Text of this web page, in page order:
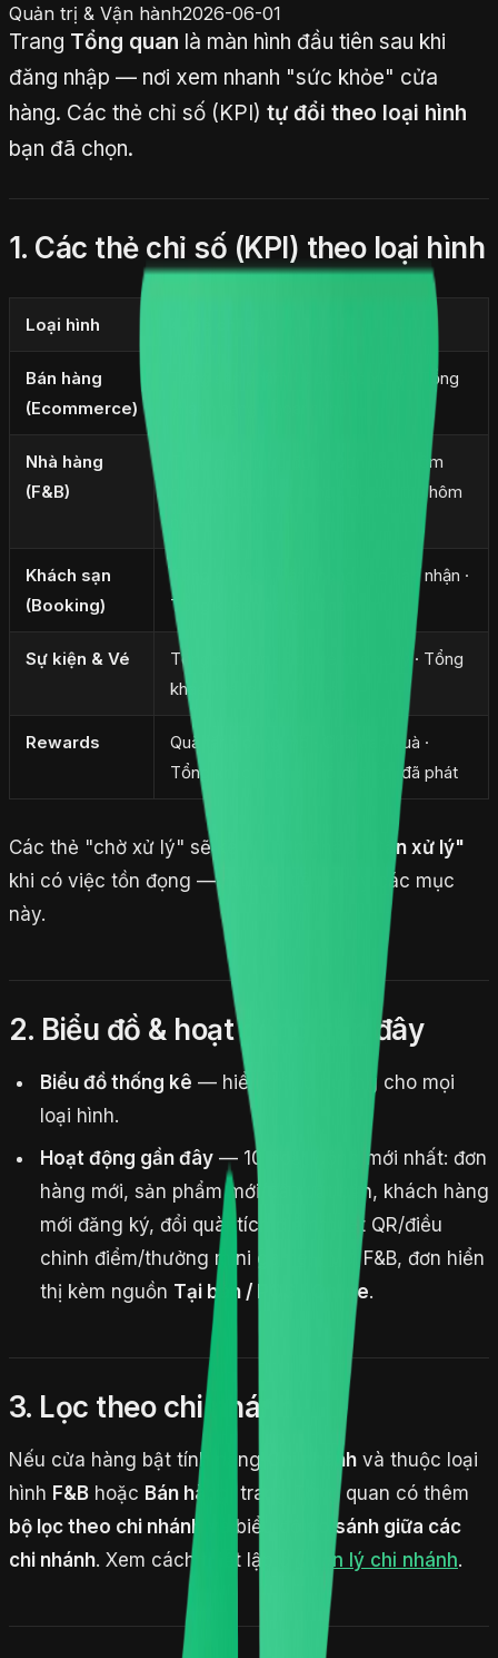
Quản trị & Vận hành2026-06-01
Trang Tổng quan là màn hình đầu tiên sau khi
đăng nhập — nơi xem nhanh "sức khỏe" cửa
hàng. Các thẻ chỉ số (KPI) tự đổi theo loại hình
bạn đã chọn.
1. Các thẻ chỉ số (KPI) theo loại hình
Loại hình
Bán hàng
(Ecommerce)
Tổng sản phẩm · Đơn chờ xử lý · Tổng
Nhà hàng
(F&B)
Tổng món thực đơn · Đơn hàng hôm
nay · NL sắp hết hàng · Doanh thu hôm
Khách sạn
(Booking)
Tổng phòng · Đặt phòng chờ xác nhận ·
Tổng khách hàng · Doanh thu
Sự kiện & Vé
Tổng sự kiện · Đơn vé chờ xử lý · Tổng
khách hàng · Doanh thu
Rewards
Quà tặng đang mở · Chờ trao quà ·
Tổng khách hàng · Tổng điểm đã phát
Các thẻ "chờ xử lý" sẽ kèm nhãn nhắc
"Cần xử lý"
khi có việc tồn đọng — hãy ưu tiên xử lý các mục
này.
2. Biểu đồ & hoạt động gần đây
Biểu đồ thống kê — hiển thị xu hướng cho mọi
loại hình.
Hoạt động gần đây — 10 hoạt động mới nhất: đơn
hàng mới, sản phẩm mới/đã xuất bản, khách hàng
mới đăng ký, đổi quà, tích điểm/quét QR/điều
chỉnh điểm/thưởng mini game… Với F&B, đơn hiển
thị kèm nguồn Tại bàn / POS / Online.
3. Lọc theo chi nhánh
Nếu cửa hàng bật tính năng Chi nhánh và thuộc loại
hình F&B hoặc Bán hàng
, trang Tổng quan có thêm
bộ lọc theo chi nhánh
và biểu đồ
so sánh giữa các
chi nhánh. Xem cách thiết lập ở Quản lý chi nhánh.